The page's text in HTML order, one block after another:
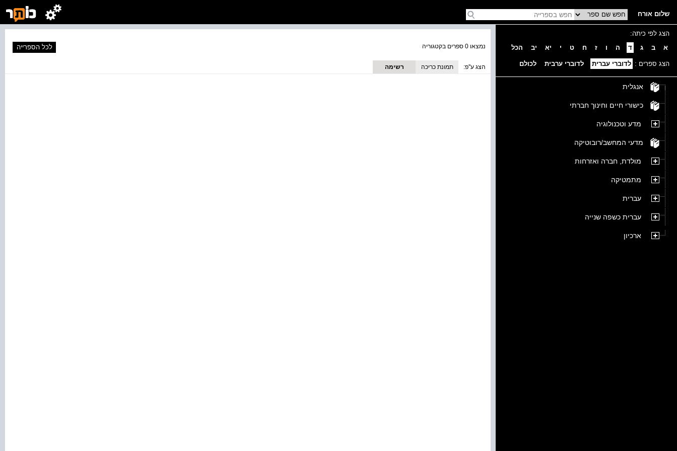
שלום אורח
הצג לפי כיתה:
א
ב ג ד ה ו ז ח ט י יא יב הכל
הצג ספרים : לדוברי עברית לדוברי ערבית לכולם
אנגלית
כישורי חיים וחינוך חברתי
מדע וטכנולוגיה
מדעי המחשב/רובוטיקה
מולדת, חברה ואזרחות
מתמטיקה
עברית
עברית כשפה שנייה
ארכיון
נמצאו 0 ספרים בקטגוריה לכל הספרייה
הצג ע''פ: תמונת כריכה רשימה